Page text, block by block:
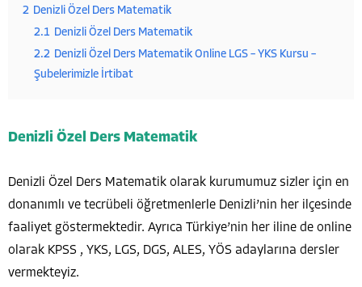
2 Denizli Özel Ders Matematik
2.1 Denizli Özel Ders Matematik
2.2 Denizli Özel Ders Matematik Online LGS – YKS Kursu –
Şubelerimizle İrtibat
Denizli Özel Ders Matematik
Denizli Özel Ders Matematik olarak kurumumuz sizler için en
donanımlı ve tecrübeli öğretmenlerle Denizli’nin her ilçesinde
faaliyet göstermektedir. Ayrıca Türkiye’nin her iline de online
olarak KPSS , YKS, LGS, DGS, ALES, YÖS adaylarına dersler
vermekteyiz.